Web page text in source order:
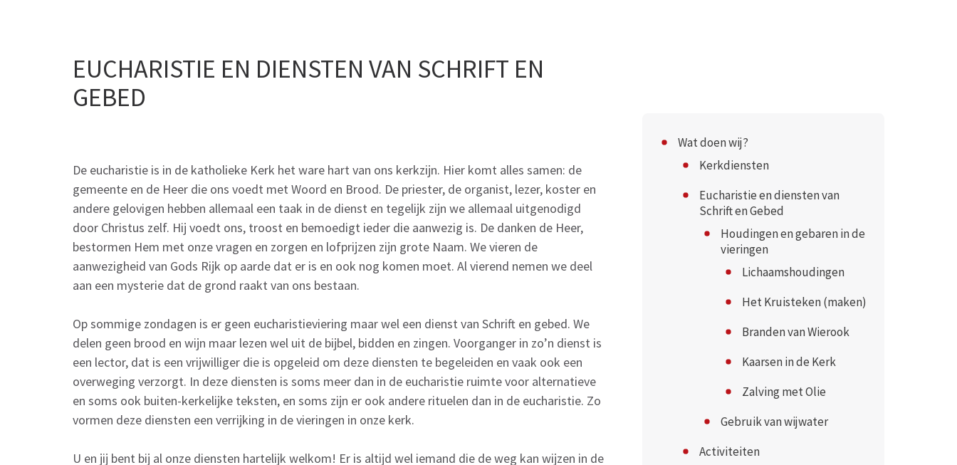
EUCHARISTIE EN DIENSTEN VAN SCHRIFT EN
GEBED
De eucharistie is in de katholieke Kerk het ware hart van ons kerkzijn. Hier komt alles samen: de
gemeente en de Heer die ons voedt met Woord en Brood. De priester, de organist, lezer, koster en
andere gelovigen hebben allemaal een taak in de dienst en tegelijk zijn we allemaal uitgenodigd
door Christus zelf. Hij voedt ons, troost en bemoedigt ieder die aanwezig is. De danken de Heer,
bestormen Hem met onze vragen en zorgen en lofprijzen zijn grote Naam. We vieren de
aanwezigheid van Gods Rijk op aarde dat er is en ook nog komen moet. Al vierend nemen we deel
aan een mysterie dat de grond raakt van ons bestaan.
Op sommige zondagen is er geen eucharistieviering maar wel een dienst van Schrift en gebed. We
delen geen brood en wijn maar lezen wel uit de bijbel, bidden en zingen. Voorganger in zo’n dienst is
een lector, dat is een vrijwilliger die is opgeleid om deze diensten te begeleiden en vaak ook een
overweging verzorgt. In deze diensten is soms meer dan in de eucharistie ruimte voor alternatieve
en soms ook buiten-kerkelijke teksten, en soms zijn er ook andere rituelen dan in de eucharistie. Zo
vormen deze diensten een verrijking in de vieringen in onze kerk.
U en jij bent bij al onze diensten hartelijk welkom! Er is altijd wel iemand die de weg kan wijzen in de
Wat doen wij?
Kerkdiensten
Eucharistie en diensten van
Schrift en Gebed
Houdingen en gebaren in de
vieringen
Lichaamshoudingen
Het Kruisteken (maken)
Branden van Wierook
Kaarsen in de Kerk
Zalving met Olie
Gebruik van wijwater
Activiteiten